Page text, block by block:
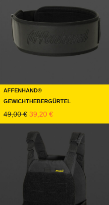
Affenhand®
Gewichthebergürtel
49,00€ Ursprünglicher Preis war:
39,20 €Aktueller Preis